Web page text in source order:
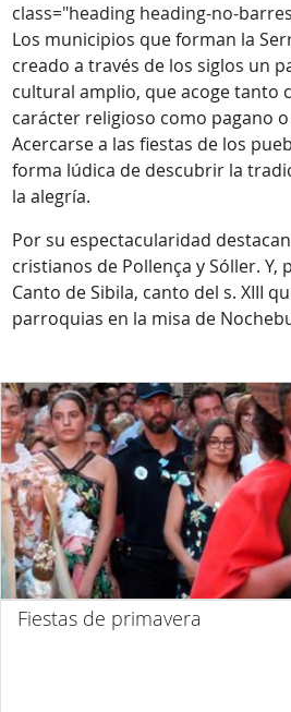
class="heading heading-no-
Los municipios que forman la
creado a través de los siglos un
cultural amplio, que acoge tanto
carácter religioso como pagano
Acercarse a las fiestas de los
forma lúdica de descubrir la
la alegría.
Por su espectacularidad
cristianos de Pollença y Sóller. Y,
Canto de Sibila, canto del s. XIII
parroquias en la misa de
Fiestas de primavera